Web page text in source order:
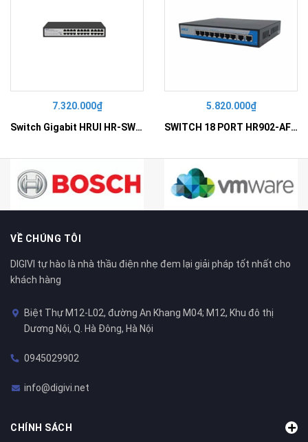
7.320.000₫
Switch Gigabit HRUI HR-SWG10240D
5.820.000₫
SWITCH 18 PORT HR902-AF162G-300 – Switch PoE 16 Cổng
VỀ CHÚNG TÔI
DIGIVI tự hào là nhà thầu điện nhẹ đem lại giải pháp tốt nhất cho
khách hàng
Biệt Thự M12-L02, đường An Khang M04; M12, Khu đô thị
Dương Nội, Q. Hà Đông, Hà Nội
0945029902
info@digivi.net
CHÍNH SÁCH